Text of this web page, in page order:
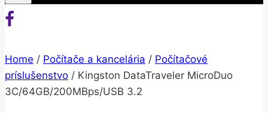
Home / Počítače a kancelária / Počítačové
príslušenstvo / Kingston DataTraveler MicroDuo
3C/64GB/200MBps/USB 3.2